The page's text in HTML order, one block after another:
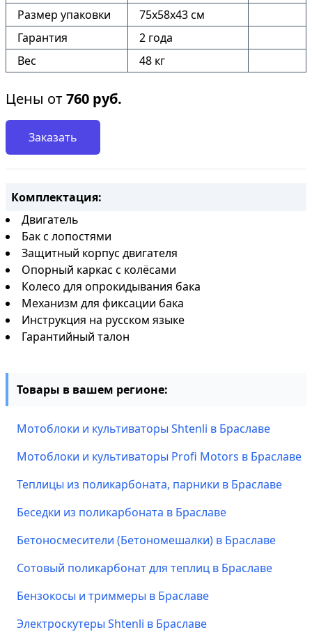
Размер упаковки
75х58х43 см
Гарантия
2 года
Вес
48 кг
Цены от760 руб.
Заказать
Комплектация:
Двигатель
Бак с лопостями
Защитный корпус двигателя
Опорный каркас с колёсами
Колесо для опрокидывания бака
Механизм для фиксации бака
Инструкция на русском языке
Гарантийный талон
Товары в вашем регионе:
Мотоблоки и культиваторы Shtenli в Браславе
Мотоблоки и культиваторы Profi Motors в Браславе
Теплицы из поликарбоната, парники в Браславе
Беседки из поликарбоната в Браславе
Бетоносмесители (Бетономешалки) в Браславе
Сотовый поликарбонат для теплиц в Браславе
Бензокосы и триммеры в Браславе
Электроскутеры Shtenli в Браславе